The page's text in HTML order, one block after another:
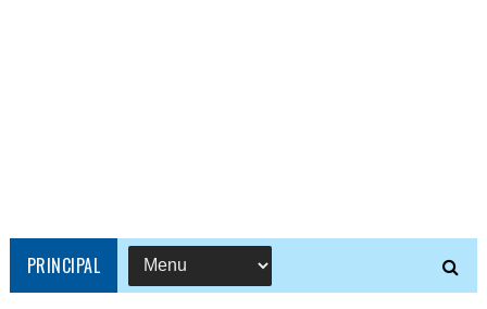
PRINCIPAL